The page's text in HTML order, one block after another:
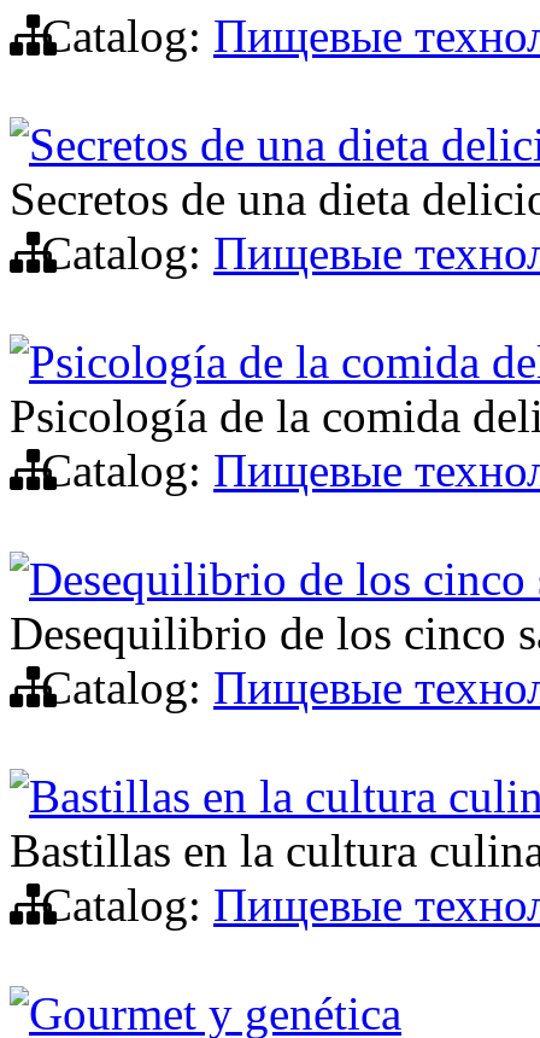
Catalog: Пищевые
Secretos de una dieta
Secretos de una dieta
Catalog: Пищевые
Psicología de la comida
Psicología de la comida
Catalog: Пищевые
Desequilibrio de los cinco
Desequilibrio de los cinco
Catalog: Пищевые
Bastillas en la cultura
Bastillas en la cultura
Catalog: Пищевые
Gourmet y genética